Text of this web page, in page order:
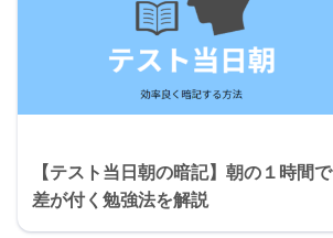
【テスト当日朝の暗記】朝の１時間で
差が付く勉強法を解説